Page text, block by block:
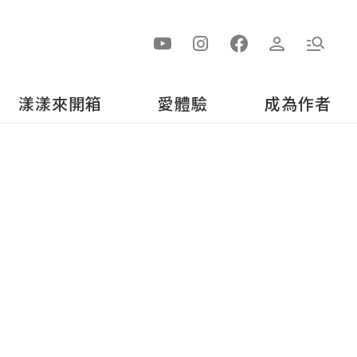
漾漾來開箱 愛體驗 成為作者